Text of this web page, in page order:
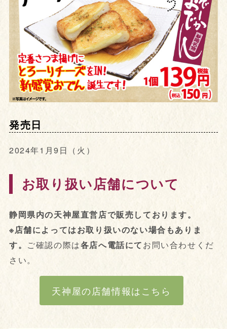
発売日
2024年1月9日（火）
お取り扱い店舗について
静岡県内の天神屋直営店で販売しております。
※店舗によってはお取り扱いのない場合もありま
す。 ご確認の際は各店へ電話にてお問い合わせくだ
さい。
天神屋の店舗情報はこちら